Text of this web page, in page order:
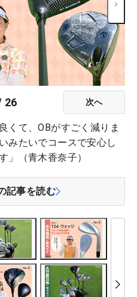
26 次へ
くて、OBがすごく減りま
みたいでコースで安心し
」（青木香奈子）
記事を読む